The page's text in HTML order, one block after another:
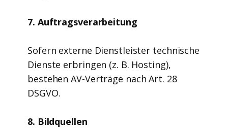
7. Auftragsverarbeitung
Sofern externe Dienstleister technische
Dienste erbringen (z. B. Hosting),
bestehen AV-Verträge nach Art. 28
DSGVO.
8. Bildquellen